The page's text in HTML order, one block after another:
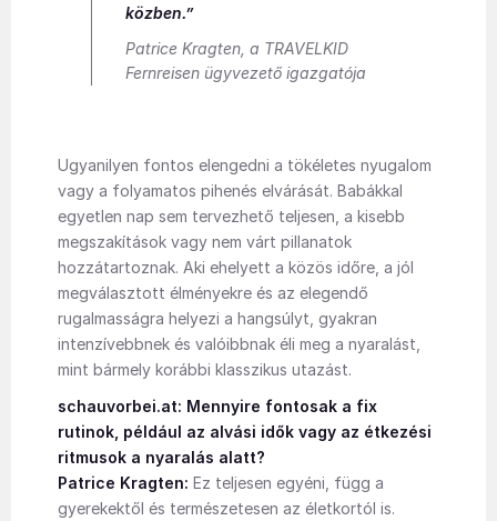
közben.”
Patrice Kragten, a TRAVELKID
Fernreisen ügyvezető igazgatója
Ugyanilyen fontos elengedni a tökéletes nyugalom
vagy a folyamatos pihenés elvárását. Babákkal
egyetlen nap sem tervezhető teljesen, a kisebb
megszakítások vagy nem várt pillanatok
hozzátartoznak. Aki ehelyett a közös időre, a jól
megválasztott élményekre és az elegendő
rugalmasságra helyezi a hangsúlyt, gyakran
intenzívebbnek és valóibbnak éli meg a nyaralást,
mint bármely korábbi klasszikus utazást.
schauvorbei.at: Mennyire fontosak a fix
rutinok, például az alvási idők vagy az étkezési
ritmusok a nyaralás alatt?
Patrice Kragten: Ez teljesen egyéni, függ a
gyerekektől és természetesen az életkortól is.